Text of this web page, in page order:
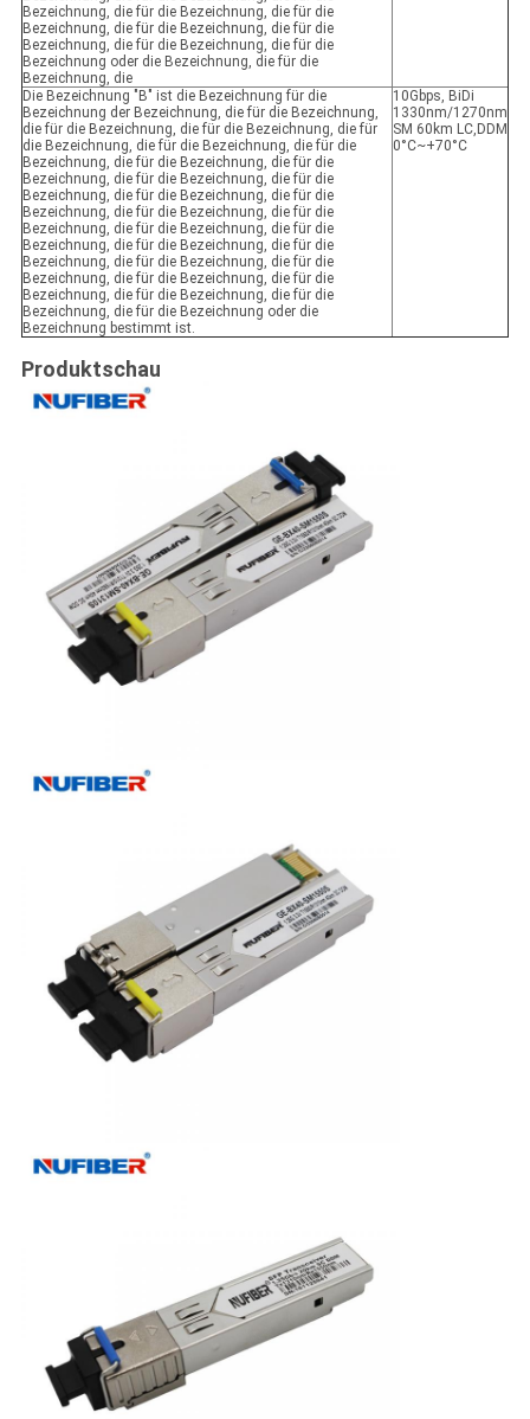
Bezeichnung, die für die Bezeichnung, die für die
Bezeichnung, die für die Bezeichnung, die für die
Bezeichnung, die für die Bezeichnung, die für die
Bezeichnung oder die Bezeichnung, die für die
Bezeichnung, die
Die Bezeichnung "B" ist die Bezeichnung für die
Bezeichnung der Bezeichnung, die für die Bezeichnung,
die für die Bezeichnung, die für die Bezeichnung, die für
die Bezeichnung, die für die Bezeichnung, die für die
Bezeichnung, die für die Bezeichnung, die für die
Bezeichnung, die für die Bezeichnung, die für die
Bezeichnung, die für die Bezeichnung, die für die
Bezeichnung, die für die Bezeichnung, die für die
Bezeichnung, die für die Bezeichnung, die für die
Bezeichnung, die für die Bezeichnung, die für die
Bezeichnung, die für die Bezeichnung, die für die
Bezeichnung, die für die Bezeichnung, die für die
Bezeichnung, die für die Bezeichnung, die für die
Bezeichnung, die für die Bezeichnung oder die
Bezeichnung bestimmt ist.
10Gbps, BiDi
1330nm/1270nm
SM 60km LC,DDM
0°C~+70°C
Produktschau